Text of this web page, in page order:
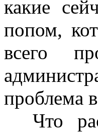
какие
попом,
всего
проблема
Что